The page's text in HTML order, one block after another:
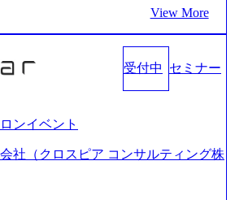
る。 ​- 2025年1月時点で従業員数1,209
「人」にフォーカスを
グ会社として、社員の人間力を強み
している。 ​- - 2018年から6年連続で
、事業会社出身者など、多様な経歴
年間休日120日以上、完全週休2日
日（消化率46.3%）、特別休暇5日な
を整備している。 ​ 月平均残業時間は
誠実であろう 素直に心を開い
他の精神で動く、謙虚な姿勢でウソ
みだす、執着心をもって没頭する O
ろう みずから決めてみずから動く、
、すばやく動く、まず成果物をだす
り抜く 2026年8月14日(金) 19:00〜2
日(金) 16:00 本説明会は、選考の前段
View More
受付中 セミナー
ンイベント
会社（クロスピア コンサルティング株